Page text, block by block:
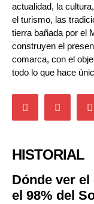
actualidad, la
el turismo, las
tierra bañada por el
construyen el
comarca, con el
todo lo que hace
HISTORIAL
Dónde ver
el 98% del